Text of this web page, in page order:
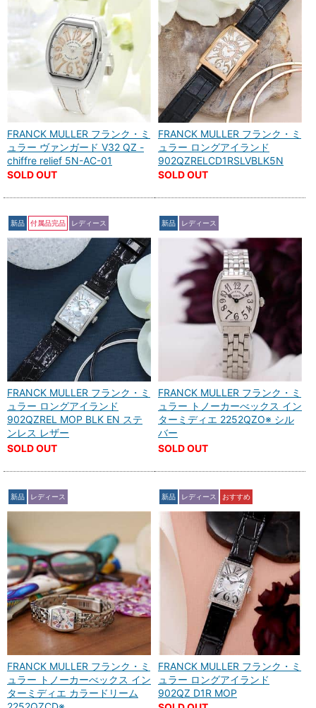
FRANCK MULLER フランク・ミ
ュラー ヴァンガード V32 QZ -
chiffre relief 5N-AC-01
SOLD OUT
FRANCK MULLER フランク・ミ
ュラー ロングアイランド
902QZRELCD1RSLVBLK5N
SOLD OUT
新品 付属品完品 レディース
FRANCK MULLER フランク・ミ
ュラー ロングアイランド
902QZREL MOP BLK EN ステ
ンレス レザー
SOLD OUT
新品 レディース
FRANCK MULLER フランク・ミ
ュラー トノーカーべックス イン
ターミディエ 2252QZO※ シル
バー
SOLD OUT
新品 レディース
FRANCK MULLER フランク・ミ
ュラー トノーカーべックス イン
ターミディエ カラードリーム
新品 レディース おすすめ
FRANCK MULLER フランク・ミ
ュラー ロングアイランド
902QZ D1R MOP